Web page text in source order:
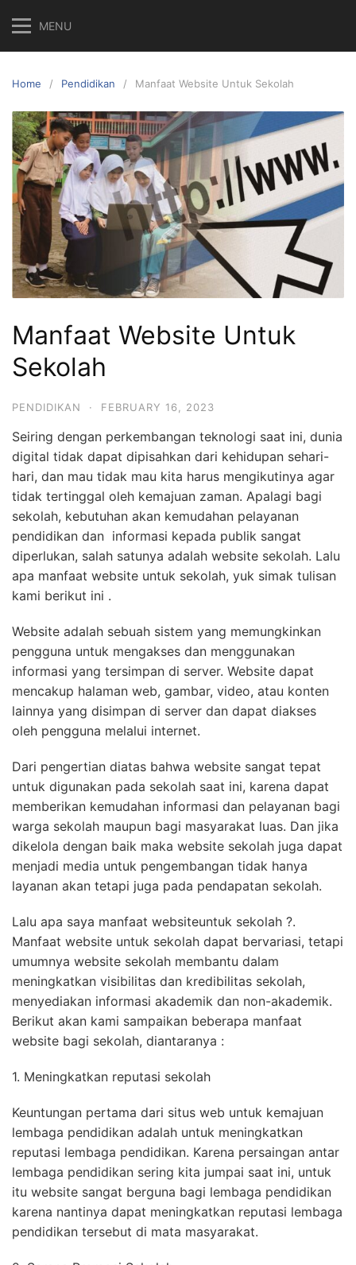
content
MENU
Home Pendidikan Manfaat Website Untuk Sekolah
Manfaat Website Untuk
Sekolah
PENDIDIKAN · FEBRUARY 16, 2023
Seiring dengan perkembangan teknologi saat ini, dunia
digital tidak dapat dipisahkan dari kehidupan sehari-
hari, dan mau tidak mau kita harus mengikutinya agar
tidak tertinggal oleh kemajuan zaman. Apalagi bagi
sekolah, kebutuhan akan kemudahan pelayanan
pendidikan dan informasi kepada publik sangat
diperlukan, salah satunya adalah website sekolah. Lalu
apa manfaat website untuk sekolah, yuk simak tulisan
kami berikut ini .
Website adalah sebuah sistem yang memungkinkan
pengguna untuk mengakses dan menggunakan
informasi yang tersimpan di server. Website dapat
mencakup halaman web, gambar, video, atau konten
lainnya yang disimpan di server dan dapat diakses
oleh pengguna melalui internet.
Dari pengertian diatas bahwa website sangat tepat
untuk digunakan pada sekolah saat ini, karena dapat
memberikan kemudahan informasi dan pelayanan bagi
warga sekolah maupun bagi masyarakat luas. Dan jika
dikelola dengan baik maka website sekolah juga dapat
menjadi media untuk pengembangan tidak hanya
layanan akan tetapi juga pada pendapatan sekolah.
Lalu apa saya manfaat websiteuntuk sekolah ?.
Manfaat website untuk sekolah dapat bervariasi, tetapi
umumnya website sekolah membantu dalam
meningkatkan visibilitas dan kredibilitas sekolah,
menyediakan informasi akademik dan non-akademik.
Berikut akan kami sampaikan beberapa manfaat
website bagi sekolah, diantaranya :
1. Meningkatkan reputasi sekolah
Keuntungan pertama dari situs web untuk kemajuan
lembaga pendidikan adalah untuk meningkatkan
reputasi lembaga pendidikan. Karena persaingan antar
lembaga pendidikan sering kita jumpai saat ini, untuk
itu website sangat berguna bagi lembaga pendidikan
karena nantinya dapat meningkatkan reputasi lembaga
pendidikan tersebut di mata masyarakat.